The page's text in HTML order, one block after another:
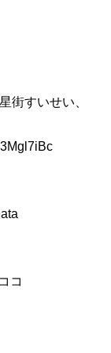
街すいせい、
コ